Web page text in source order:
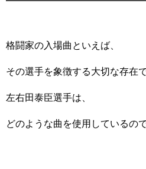
格闘家の入場曲といえば、
その選手を象徴する大切な存在で
左右田泰臣選手は、
どのような曲を使用しているの